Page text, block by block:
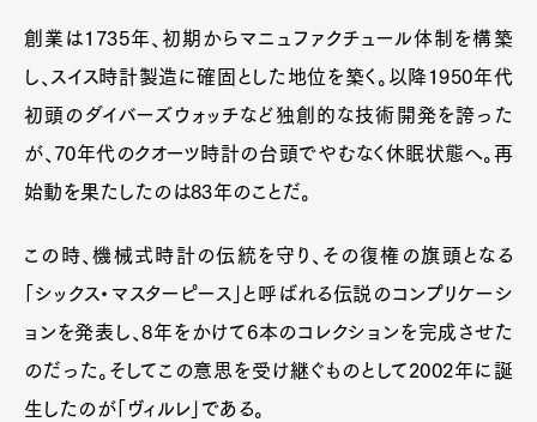
創業は1735年、初期からマニュファクチュール体制を構築
し、スイス時計製造に確固とした地位を築く。以降1950年代
初頭のダイバーズウォッチなど独創的な技術開発を誇った
が、70年代のクオーツ時計の台頭でやむなく休眠状態へ。再
始動を果たしたのは83年のことだ。
この時、機械式時計の伝統を守り、その復権の旗頭となる
「シックス・マスターピース」と呼ばれる伝説のコンプリケーシ
ョンを発表し、8年をかけて6本のコレクションを完成させた
のだった。そしてこの意思を受け継ぐものとして2002年に誕
生したのが「ヴィルレ」である。